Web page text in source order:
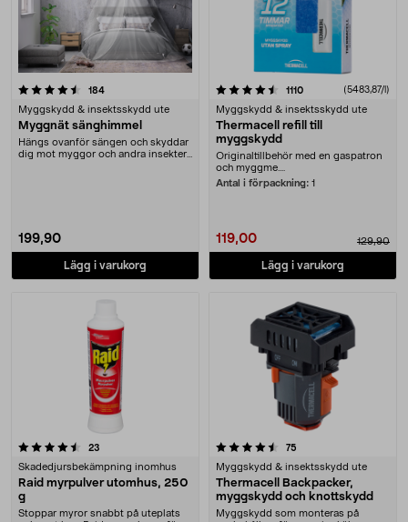
184recensioner
Myggskydd & insektsskydd ute
Myggnät sänghimmel
Hängs ovanför sängen och skyddar
dig mot myggor och andra insekter
199,90
Lägg i varukorg
4.5 av 5 stjärnor 1110recensioner(5483,87/l)
Myggskydd & insektsskydd ute
Thermacell refill till
myggskydd
Originaltillbehör med en gaspatron
och myggme....
Antal i förpackning: 1
119,00 129,90
Lägg i varukorg
23
Skadedjursbekämpning inomhus
Raid myrpulver utomhus, 250
g
Stoppar myror snabbt på uteplats
4.5 av 5 stjärnor 75
Myggskydd & insektsskydd ute
Thermacell Backpacker,
myggskydd och knottskydd
Myggskydd som monteras på